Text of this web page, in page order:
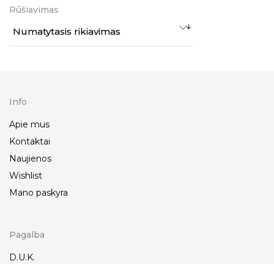
Rūšiavimas
Numatytasis rikiavimas
Info
Apie mus
Kontaktai
Naujienos
Wishlist
Mano paskyra
Pagalba
D.U.K.